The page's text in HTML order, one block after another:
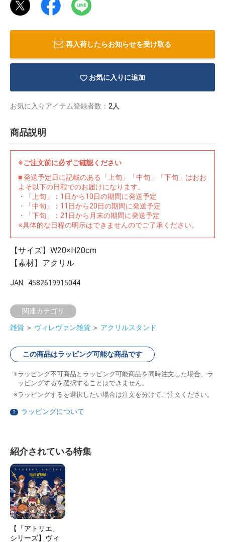
再入荷したらお知らせを受け取る
お気に入りに追加
お気に入りアイテム登録者数： 2人
商品説明
※ご注文前に必ずご確認ください
■ 発送予定日に記載のある「上旬」「中旬」「下旬」はおお
よそ以下の日程でのお届けになります。
・「上旬」：1日から10日の期間に発送予定
・「中旬」：11日から20日の期間に発送予定
・「下旬」：21日から月末の期間に発送予定
※具体的な日程の明示はできませんのでご了承ください。
【サイズ】W20×H20cm
【素材】アクリル
JAN 4582619915044
関連カテゴリ
雑貨 ＞ ヴィレヴァン雑貨 ＞ アクリルスタンド
この商品はラッピング可能な商品です
ラッピング不可商品とラッピング可能商品を同時注文した場合、ラ
ッピングするを選択することはできません。
ラッピングするを選択したい場合は注文を分けてご注文ください。
？ ラッピングについて
紹介されている特集
【「アトリエ」
シリーズ】ヴィ
イラストレ
ーター
アダルトグ
ッズ